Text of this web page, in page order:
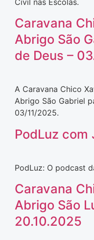
Caravana
Abrigo São
de Deus –
A Caravana Chico
Abrigo São Gabriel
03/11/2025.
PodLuz com
PodLuz: O podcast
Caravana
Abrigo São
20.10.2025